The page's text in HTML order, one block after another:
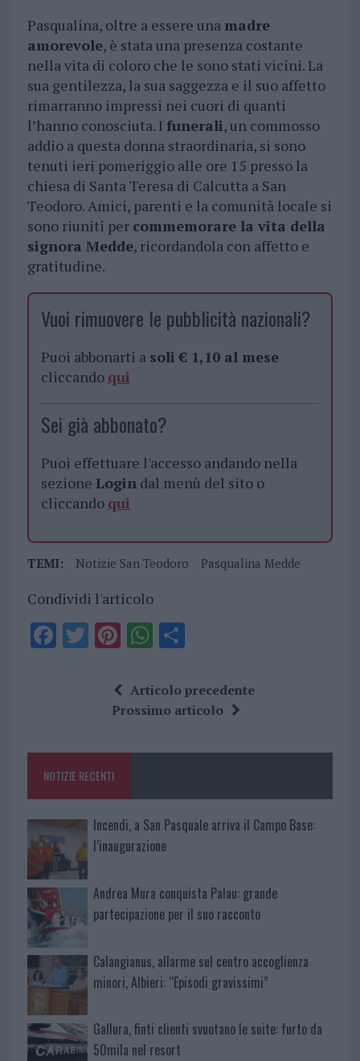
Pasqualina, oltre a essere una madre
amorevole, è stata una presenza costante
nella vita di coloro che le sono stati vicini. La
sua gentilezza, la sua saggezza e il suo affetto
rimarranno impressi nei cuori di quanti
l’hanno conosciuta. I funerali, un commosso
addio a questa donna straordinaria, si sono
tenuti ieri pomeriggio alle ore 15 presso la
chiesa di Santa Teresa di Calcutta a San
Teodoro. Amici, parenti e la comunità locale si
sono riuniti per commemorare la vita della
signora Medde, ricordandola con affetto e
gratitudine.
Vuoi rimuovere le pubblicità nazionali?
Puoi abbonarti a soli € 1,10 al mese
cliccando qui
Sei già abbonato?
Puoi effettuare l'accesso andando nella
sezione Logindal menù del sito o
cliccando qui
TEMI: Notizie San Teodoro Pasqualina Medde
Condividi l'articolo
F
o
k
T Pi
te
re
W
at
s
p
S
a
re
Articolo precedente
Prossimo articolo
NOTIZIE RECENTI
Incendi, a San Pasquale arriva il Campo Base:
l’inaugurazione
Andrea Mura conquista Palau: grande
partecipazione per il suo racconto
Calangianus, allarme sul centro accoglienza
minori, Albieri: “Episodi gravissimi”
Gallura, finti clienti svuotano le suite: furto da
50mila nel resort